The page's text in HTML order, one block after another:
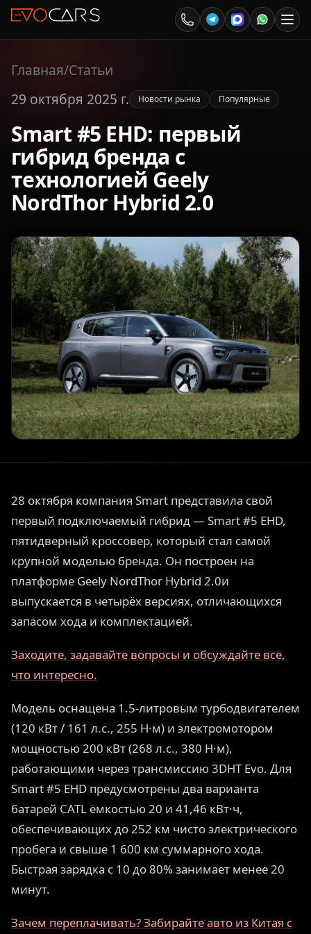
Главная/Статьи
29 октября 2025 г.
Новости рынка Популярные
Smart #5 EHD: первый
гибрид бренда с
технологией Geely
NordThor Hybrid 2.0
28 октября компания Smart представила свой
первый подключаемый гибрид — Smart #5 EHD,
пятидверный кроссовер, который стал самой
крупной моделью бренда. Он построен на
платформе Geely NordThor Hybrid 2.0и
выпускается в четырёх версиях, отличающихся
запасом хода и комплектацией.
Заходите, задавайте вопросы и обсуждайте всё,
что интересно.
Модель оснащена 1.5-литровым турбодвигателем
(120 кВт / 161 л.с., 255 Н·м) и электромотором
мощностью 200 кВт (268 л.с., 380 Н·м),
работающими через трансмиссию 3DHT Evo. Для
Smart #5 EHD предусмотрены два варианта
батарей CATL ёмкостью 20 и 41,46 кВт·ч,
обеспечивающих до 252 км чисто электрического
пробега и свыше 1 600 км суммарного хода.
Быстрая зарядка с 10 до 80% занимает менее 20
минут.
Зачем переплачивать? Забирайте авто из Китая с